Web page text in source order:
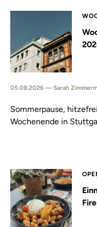
05.08.2026 — Sarah
Sommerpause,
Wochenende in